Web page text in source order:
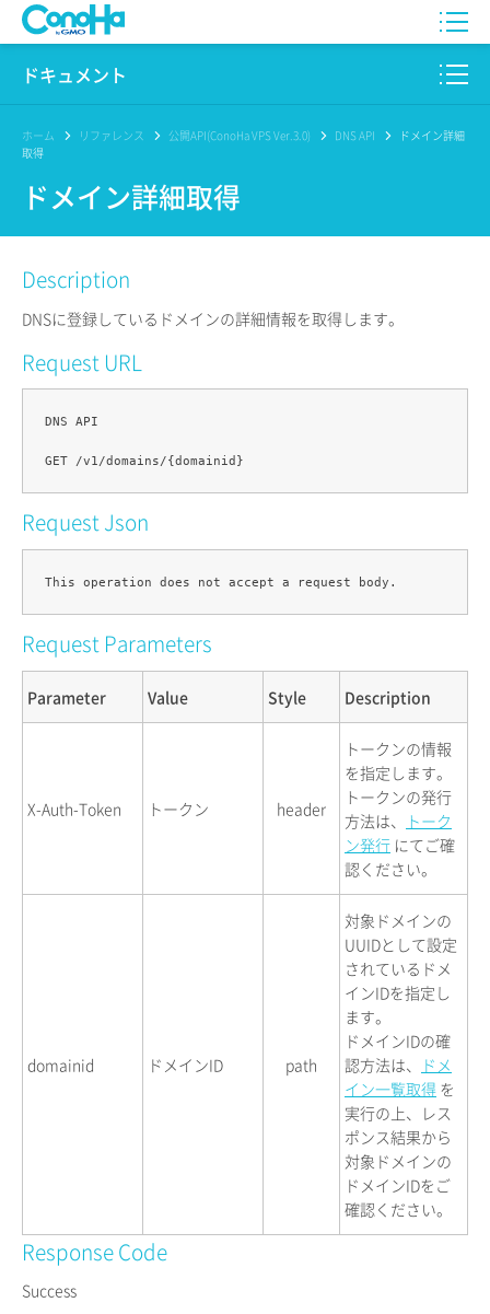
WING
Pencil
サービス一覧
サポート
ドキュメント
このサイトについて
プロダクト
リファレンス
リリースノート
ホーム リファレンス 公開API(ConoHa VPS Ver.3.0) DNS API
ドメイン詳細
取得
ドメイン詳細取得
Description
DNSに登録しているドメインの詳細情報を取得します。
Request URL
DNS API
Request Json
Request Parameters
Parameter Value Style Description
X-Auth-Token トークン header
トークンの情報
を指定します。
トークンの発行
方法は、
トーク
ン発行 にてご確
認ください。
domainid ドメインID path
対象ドメインの
UUIDとして設定
されているドメ
インIDを指定し
ます。
ドメインIDの確
認方法は、
ドメ
イン一覧取得 を
実行の上、レス
ポンス結果から
対象ドメインの
ドメインIDをご
確認ください。
Response Code
Success